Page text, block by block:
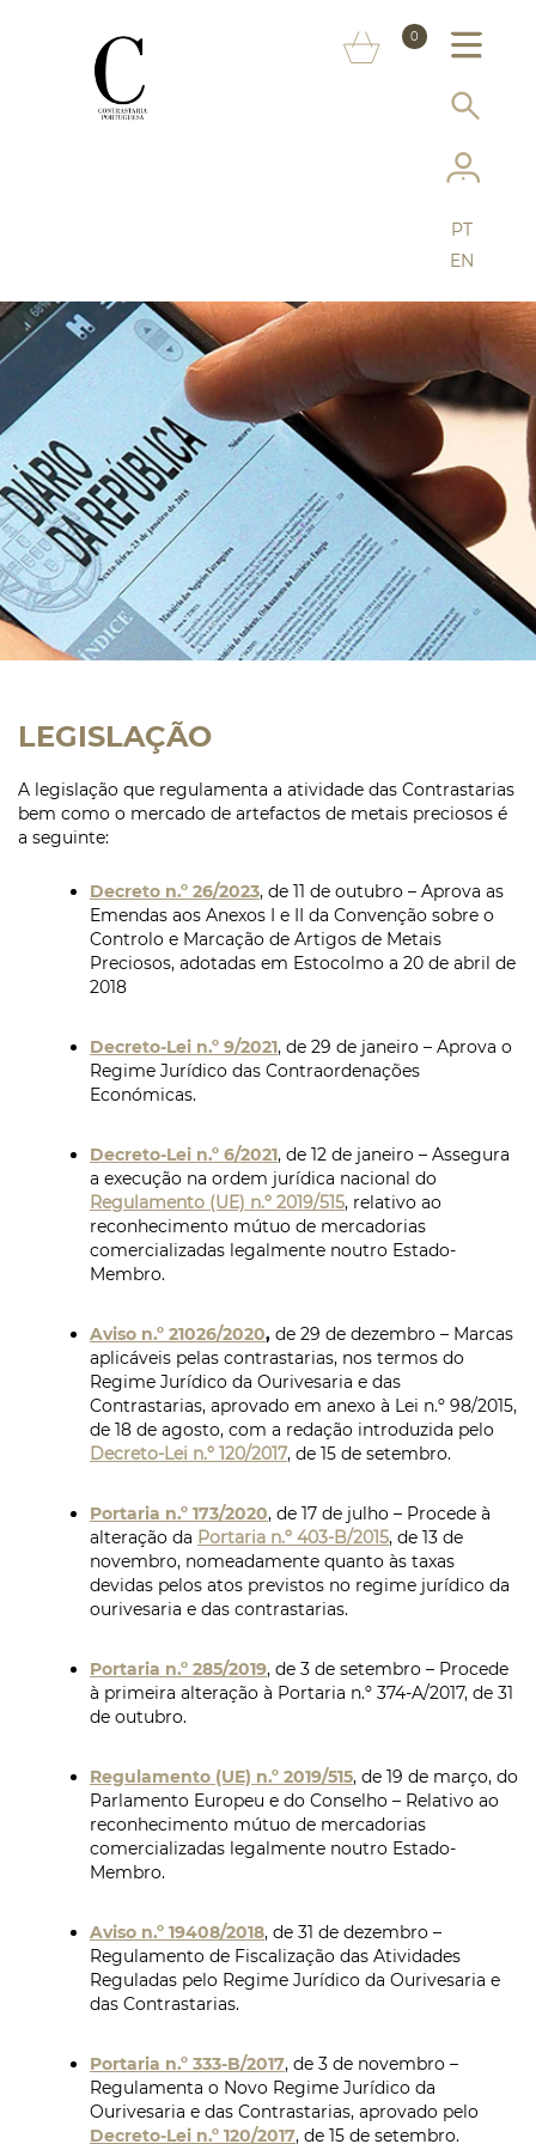
0
SERVIÇOS
MAIS CONTRASTARIA
FAQ
LOJA ONLINE
PT
EN
LEGISLAÇÃO
A legislação que regulamenta a atividade das Contrastarias
bem como o mercado de artefactos de metais preciosos é
a seguinte:
Decreto n.º 26/2023, de 11 de outubro – Aprova as
Emendas aos Anexos I e II da Convenção sobre o
Controlo e Marcação de Artigos de Metais
Preciosos, adotadas em Estocolmo a 20 de abril de
2018
Decreto-Lei n.º 9/2021, de 29 de janeiro – Aprova o
Regime Jurídico das Contraordenações
Económicas.
Decreto-Lei n.º 6/2021, de 12 de janeiro – Assegura
a execução na ordem jurídica nacional do
Regulamento (UE) n.º 2019/515, relativo ao
reconhecimento mútuo de mercadorias
comercializadas legalmente noutro Estado-
Membro.
Aviso n.º 21026/2020, de 29 de dezembro – Marcas
aplicáveis pelas contrastarias, nos termos do
Regime Jurídico da Ourivesaria e das
Contrastarias, aprovado em anexo à Lei n.º 98/2015,
de 18 de agosto, com a redação introduzida pelo
Decreto-Lei n.º 120/2017, de 15 de setembro.
Portaria n.º 173/2020, de 17 de julho – Procede à
alteração da Portaria n.º 403-B/2015, de 13 de
novembro, nomeadamente quanto às taxas
devidas pelos atos previstos no regime jurídico da
ourivesaria e das contrastarias.
Portaria n.º 285/2019, de 3 de setembro – Procede
à primeira alteração à Portaria n.º 374-A/2017, de 31
de outubro.
Regulamento (UE) n.º 2019/515, de 19 de março, do
Parlamento Europeu e do Conselho – Relativo ao
reconhecimento mútuo de mercadorias
comercializadas legalmente noutro Estado-
Membro.
Aviso n.º 19408/2018, de 31 de dezembro –
Regulamento de Fiscalização das Atividades
Reguladas pelo Regime Jurídico da Ourivesaria e
das Contrastarias.
Portaria n.º 333-B/2017, de 3 de novembro –
Regulamenta o Novo Regime Jurídico da
Ourivesaria e das Contrastarias, aprovado pelo
Decreto-Lei n.º 120/2017, de 15 de setembro.